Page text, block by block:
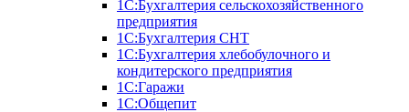
1С:Бухгалтерия сельскохозяйственного
предприятия
1С:Бухгалтерия СНТ
1С:Бухгалтерия хлебобулочного и
кондитерского предприятия
1С:Гаражи
1С:Общепит